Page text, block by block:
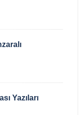
Yazıları